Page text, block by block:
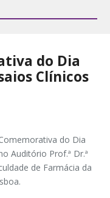
do Dia
Clínicos
do Dia
Auditório Prof.ª Dr.ª
de Farmácia da